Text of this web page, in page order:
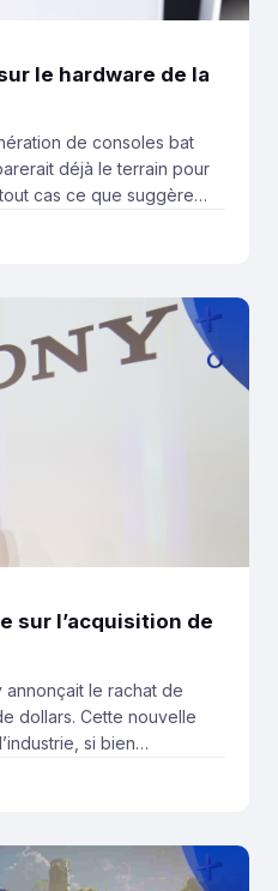
le hardware de la
de consoles bat
déjà le terrain pour
cas ce que suggère
Le fabricant de
sur l’acquisition de
annonçait le rachat de
dollars. Cette nouvelle
si bien
Commission
(FTC), une organisation